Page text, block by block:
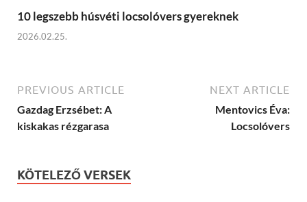
10 legszebb húsvéti locsolóvers gyereknek
2026.02.25.
PREVIOUS ARTICLE
Gazdag Erzsébet: A
kiskakas rézgarasa
NEXT ARTICLE
Mentovics Éva:
Locsolóvers
KÖTELEZŐ VERSEK